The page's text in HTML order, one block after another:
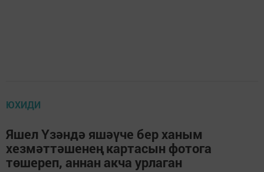
ЮХИДИ
Яшел Үзәндә яшәүче бер ханым
хезмәттәшенең картасын фотога
төшереп, аннан акча урлаган